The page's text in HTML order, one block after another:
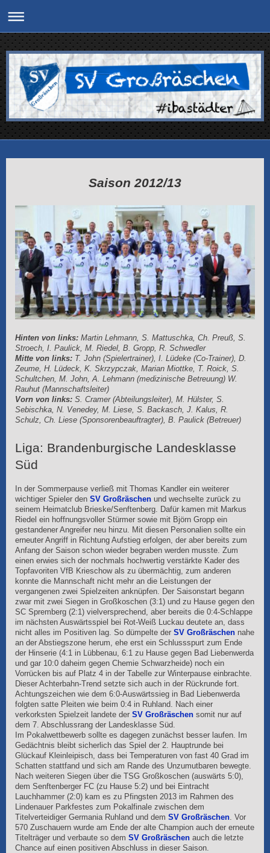
Saison 2012/13
Hinten von links: Martin Lehmann, S. Mattuschka, Ch. Preuß, S.
Stroech, I. Paulick, M. Riedel, B. Gropp, R. Schwedler
Mitte von links: T. John (Spielertrainer), I. Lüdeke (Co-Trainer), D.
Zeume, H. Lüdeck, K. Skrzypczak, Marian Miottke, T. Roick, S.
Schultchen, M. John, A. Lehmann (medizinische Betreuung) W.
Rauhut (Mannschaftsleiter)
Vorn von links: S. Cramer (Abteilungsleiter), M. Hülster, S.
Sebischka, N. Venedey, M. Liese, S. Backasch, J. Kalus, R.
Schulz, Ch. Liese (Sponsorenbeauftragter), B. Paulick (Betreuer)
Liga: Brandenburgische Landesklasse
Süd
In der Sommerpause verließ mit Thomas Kandler ein weiterer
wichtiger Spieler den SV Großräschen und wechselte zurück zu
seinem Heimatclub Brieske/Senftenberg. Dafür kamen mit Markus
Riedel ein hoffnungsvoller Stürmer sowie mit Björn Gropp ein
gestandener Angreifer neu hinzu. Mit diesen Personalien sollte ein
erneuter Angriff in Richtung Aufstieg erfolgen, der aber bereits zum
Anfang der Saison schon wieder begraben werden musste. Zum
einen erwies sich der nochmals hochwertig verstärkte Kader des
Topfavoriten VfB Krieschow als zu übermächtig, zum anderen
konnte die Mannschaft nicht mehr an die Leistungen der
vergangenen zwei Spielzeiten anknüpfen. Der Saisonstart begann
zwar mit zwei Siegen in Großkoschen (3:1) und zu Hause gegen den
SC Spremberg (2:1) vielversprechend, aber bereits die 0:4-Schlappe
im nächsten Auswärtsspiel bei Rot-Weiß Luckau deutete an, dass
nicht alles im Positiven lag. So dümpelte der SV Großräschen nahe
an der Abstiegszone herum, ehe erst ein Schlussspurt zum Ende
der Hinserie (4:1 in Lübbenau, 6:1 zu Hause gegen Bad Liebenwerda
und gar 10:0 daheim gegen Chemie Schwarzheide) noch ein
Vorrücken bis auf Platz 4 in der Tabelle zur Winterpause einbrachte.
Dieser Achterbahn-Trend setzte sich auch in der Rückrunde fort.
Achtungszeichen wie dem 6:0-Auswärtssieg in Bad Liebenwerda
folgten satte Pleiten wie beim 0:4 in Ruhland. Nach einer
verkorksten Spielzeit landete der SV Großräschen somit nur auf
dem 7. Abschlussrang der Landesklasse Süd.
Im Pokalwettbewerb sollte es dagegen zunächst besser laufen. Im
Gedächtnis bleibt sicherlich das Spiel der 2. Hauptrunde bei
Glückauf Kleinleipisch, dass bei Temperaturen von fast 40 Grad im
Schatten stattfand und sich am Rande des Unzumutbaren bewegte.
Nach weiteren Siegen über die TSG Großkoschen (auswärts 5:0),
dem Senftenberger FC (zu Hause 5:2) und bei Eintracht
Lauchhammer (2:0) kam es zu Pfingsten 2013 im Rahmen des
Lindenauer Parkfestes zum Pokalfinale zwischen dem
Titelverteidiger Germania Ruhland und dem SV Großräschen . Vor
570 Zuschauern wurde am Ende der alte Champion auch der erneute
Titelträger und verbaute so dem SV Großräschen auch die letzte
Chance auf einen positiven Abschluss in dieser Saison.